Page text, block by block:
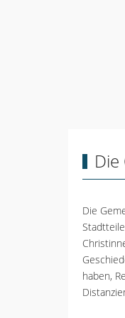
Die
Die
Stadtteile
haben,